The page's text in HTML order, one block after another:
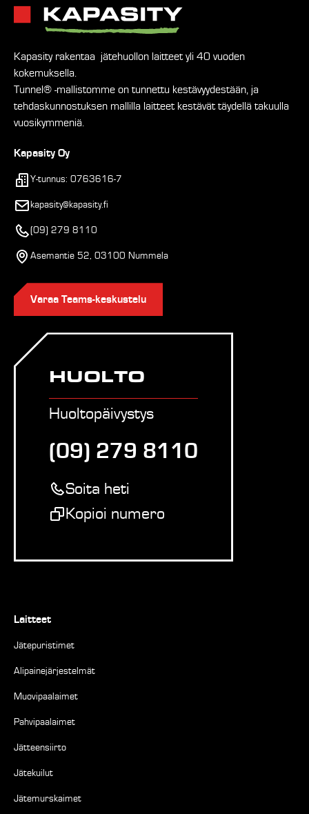
Kapasity rakentaa jätehuollon laitteet yli 40 vuoden
kokemuksella.
Tunnel® -mallistomme on tunnettu kestävyydestään, ja
tehdaskunnostuksen mallilla laitteet kestävät täydellä takuulla
vuosikymmeniä.
Kapasity Oy
Y-tunnus: 0763616-7
kapasity@kapasity.fi
(09) 279 8110
Asemantie 52, 03100 Nummela
Varaa Teams-keskustelu
HUOLTO
Huoltopäivystys
(09) 279 8110
Soita heti
Kopioi numero
Laitteet
Jätepuristimet
Alipainejärjestelmät
Muovipaalaimet
Pahvipaalaimet
Jätteensiirto
Jätekuilut
Jätemurskaimet